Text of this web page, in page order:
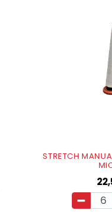
STRETCH